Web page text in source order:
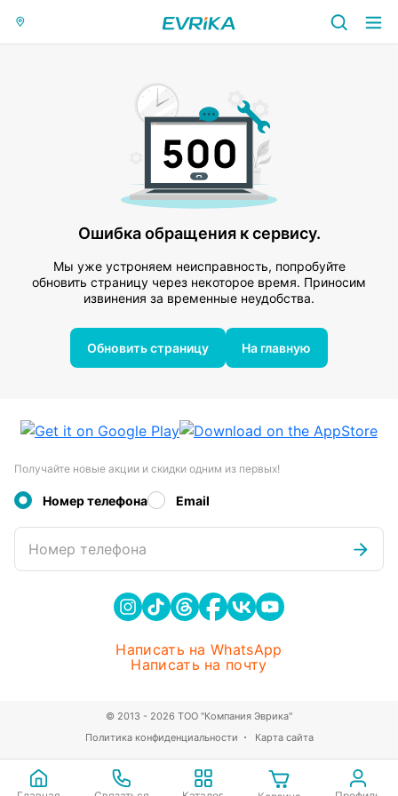
Ошибка обращения к сервису.
Мы уже устроняем неисправность, попробуйте
обновить страницу через некоторое время. Приносим
извинения за временные неудобства.
Обновить страницу На главную
Получайте новые акции и скидки одним из первых!
Номер телефона Email
Номер телефона
Написать на WhatsApp
Написать на почту
Политика конфиденциальности Карта сайта
© 2013 - 2026 ТОО "Компания Эврика"